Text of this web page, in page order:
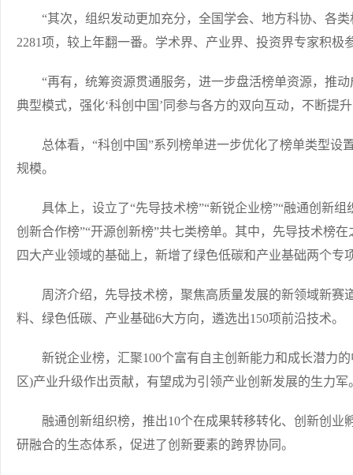
“其次，组织发动更加充分，全国学会、地方科协、各类
2281项，较上年翻一番。学术界、产业界、投资界专家积极
“再有，统筹资源贯通服务，进一步盘活榜单资源，推动
典型模式，强化‘科创中国’同参与各方的双向互动，不断提
总体看，“科创中国”系列榜单进一步优化了榜单类型设
规模。
具体上，设立了“先导技术榜”“新锐企业榜”“融通创新组
创新合作榜”“开源创新榜”共七类榜单。其中，先导技术榜
四大产业领域的基础上，新增了绿色低碳和产业基础两个专
周济介绍，先导技术榜，聚焦高质量发展的新领域新赛
料、绿色低碳、产业基础6大方向，遴选出150项前沿技术。
新锐企业榜，汇聚100个富有自主创新能力和成长潜力的
区)产业升级作出贡献，有望成为引领产业创新发展的生力军
融通创新组织榜，推出10个在成果转移转化、创新创业
研融合的生态体系，促进了创新要素的跨界协同。